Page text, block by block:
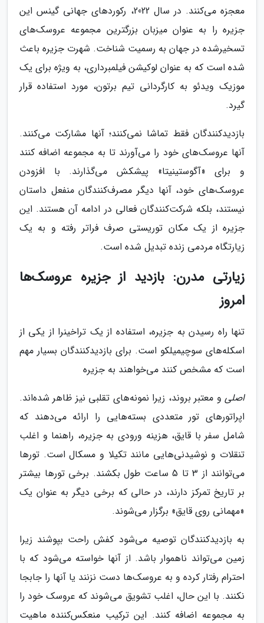
معجزه می‌کنند. در سال 2022، رکوردهای جهانی گینس این
جزیره را به عنوان میزبان بزرگترین مجموعه عروسک‌های
تسخیرشده در جهان به رسمیت شناخت. شهرت جزیره باعث
شده است که به عنوان لوکیشن فیلمبرداری، به ویژه برای یک
موزیک ویدئو به کارگردانی تیم برتون، مورد استفاده قرار
گیرد.
بازدیدکنندگان فقط تماشا نمی‌کنند؛ آنها مشارکت می‌کنند.
آنها عروسک‌های خود را می‌آورند تا به مجموعه اضافه کنند
و برای «آگوستینیتا» پیشکش می‌گذارند. با افزودن
عروسک‌های خود، آنها دیگر مصرف‌کنندگان منفعل داستان
نیستند، بلکه شرکت‌کنندگان فعالی در ادامه آن هستند. این
جزیره از یک مکان توریستی صرف فراتر رفته و به یک
زیارتگاه مردمی زنده تبدیل شده است.
زیارتی مدرن: بازدید از جزیره عروسک‌ها
امروز
تنها راه رسیدن به جزیره، استفاده از یک تراخینرا از یکی از
اسکله‌های سوچیمیلکو است. برای بازدیدکنندگان بسیار مهم
است که مشخص کنند می‌خواهند به جزیره
اصلی و معتبر بروند، زیرا نمونه‌های تقلبی نیز ظاهر شده‌اند.
اپراتورهای تور متعددی بسته‌هایی را ارائه می‌دهند که
شامل سفر با قایق، هزینه ورودی به جزیره، راهنما و اغلب
تنقلات و نوشیدنی‌هایی مانند تکیلا و مسکال است. تورها
می‌توانند از 3 تا 5 ساعت طول بکشند. برخی تورها بیشتر
بر تاریخ تمرکز دارند، در حالی که برخی دیگر به عنوان یک
«مهمانی روی قایق» برگزار می‌شوند.
به بازدیدکنندگان توصیه می‌شود کفش راحت بپوشند زیرا
زمین می‌تواند ناهموار باشد. از آنها خواسته می‌شود که با
احترام رفتار کرده و به عروسک‌ها دست نزنند یا آنها را جابجا
نکنند. با این حال، اغلب تشویق می‌شوند که عروسک خود را
به مجموعه اضافه کنند. این ترکیب منعکس‌کننده ماهیت